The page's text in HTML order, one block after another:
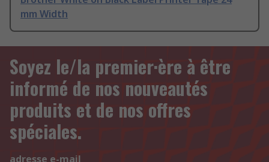
mm Width
Soyez le/la premier·ère à être
informé de nos nouveautés
produits et de nos offres
spéciales.
adresse e-mail